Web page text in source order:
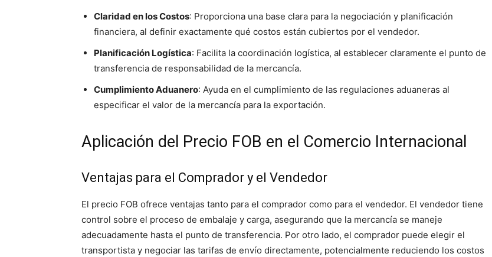
Claridad en los Costos: Proporciona una base clara para la negociación y planificación
financiera, al definir exactamente qué costos están cubiertos por el vendedor.
Planificación Logística: Facilita la coordinación logística, al establecer claramente el punto de
transferencia de responsabilidad de la mercancía.
Cumplimiento Aduanero: Ayuda en el cumplimiento de las regulaciones aduaneras al
especificar el valor de la mercancía para la exportación.
Aplicación del Precio FOB en el Comercio Internacional
Ventajas para el Comprador y el Vendedor
El precio FOB ofrece ventajas tanto para el comprador como para el vendedor. El vendedor tiene
control sobre el proceso de embalaje y carga, asegurando que la mercancía se maneje
adecuadamente hasta el punto de transferencia. Por otro lado, el comprador puede elegir el
transportista y negociar las tarifas de envío directamente, potencialmente reduciendo los costos